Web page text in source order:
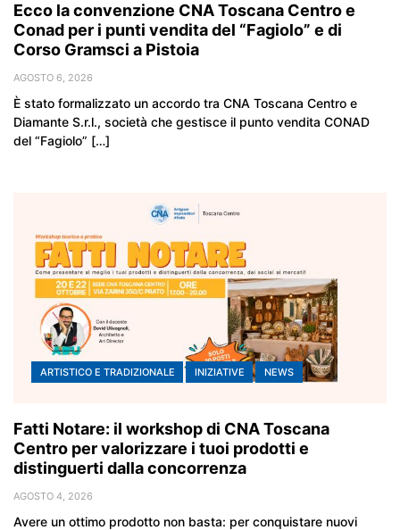
Ecco la convenzione CNA Toscana Centro e
Conad per i punti vendita del “Fagiolo” e di
Corso Gramsci a Pistoia
AGOSTO 6, 2026
È stato formalizzato un accordo tra CNA Toscana Centro e
Diamante S.r.l., società che gestisce il punto vendita CONAD
del “Fagiolo” […]
ARTISTICO E TRADIZIONALE INIZIATIVE NEWS
Fatti Notare: il workshop di CNA Toscana
Centro per valorizzare i tuoi prodotti e
distinguerti dalla concorrenza
AGOSTO 4, 2026
Avere un ottimo prodotto non basta: per conquistare nuovi